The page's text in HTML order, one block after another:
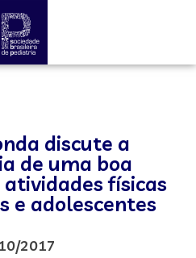
discute a
de uma boa
físicas
e adolescentes
2017